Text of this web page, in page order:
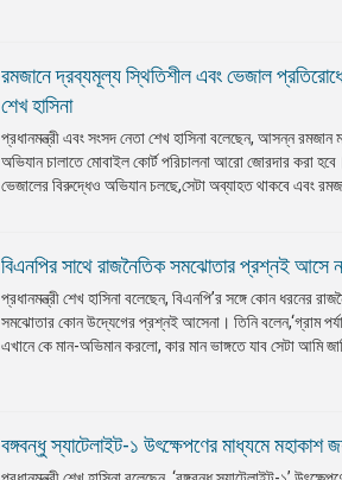
রমজানে দ্রব্যমূল্য স্থিতিশীল এবং ভেজাল প্রতিরোধে
শেখ হাসিনা
প্রধানমন্ত্রী এবং সংসদ নেতা শেখ হাসিনা বলেছেন, আসন্ন রমজান
অভিযান চালাতে মোবাইল কোর্ট পরিচালনা আরো জোরদার করা হবে।
ভেজালের বিরুদ্ধেও অভিযান চলছে,সেটা অব্যাহত থাকবে এবং
বিএনপির সাথে রাজনৈতিক সমঝোতার প্রশ্নই আসে
প্রধানমন্ত্রী শেখ হাসিনা বলেছেন, বিএনপি’র সঙ্গে কোন
সমঝোতার কোন উদ্যেগের প্রশ্নই আসেনা। তিনি বলেন,‘গ্রাম
এখানে কে মান-অভিমান করলো, কার মান ভাঙ্গতে যাব সেটা আমি
বঙ্গবন্ধু স্যাটেলাইট-১ উৎক্ষেপণের মাধ্যমে মহাকাশ